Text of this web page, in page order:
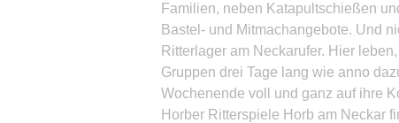
Familien, neben Katapultschießen
Bastel- und Mitmachangebote. Und
Ritterlager am Neckarufer. Hier
Gruppen drei Tage lang wie anno
Wochenende voll und ganz auf ihre
Horber Ritterspiele Horb am Neckar